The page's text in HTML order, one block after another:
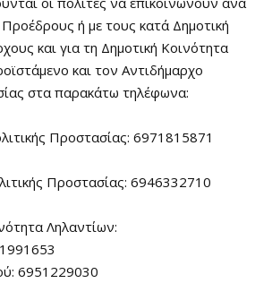
ή με τους κατά Δημοτική
και για τη Δημοτική Κοινότητα
και τον Αντιδήμαρχο
στα παρακάτω τηλέφωνα:
Προστασίας: 6971815871
Προστασίας: 6946332710
Ληλαντίων:
6951229030